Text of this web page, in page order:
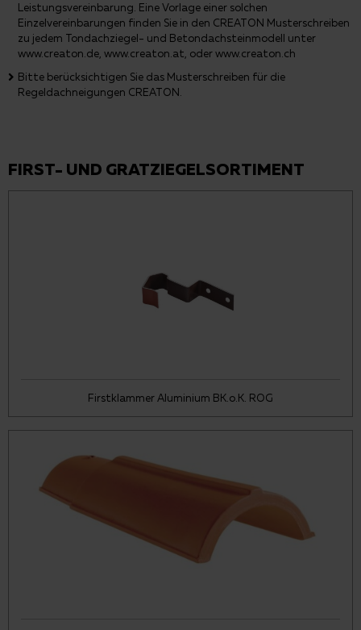
Leistungsvereinbarung. Eine Vorlage einer solchen
Einzelvereinbarungen finden Sie in den CREATON Musterschreiben
zu jedem Tondachziegel- und Betondachsteinmodell unter
www.creaton.de, www.creaton.at, oder www.creaton.ch
Bitte berücksichtigen Sie das Musterschreiben für die
Regeldachneigungen CREATON.
FIRST- UND GRATZIEGELSORTIMENT
Firstklammer Aluminium BK.o.K. ROG